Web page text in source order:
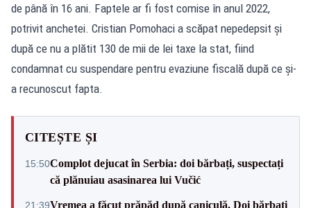
de până în 16 ani. Faptele ar fi fost comise în anul 2022,
potrivit anchetei. Cristian Pomohaci a scăpat nepedepsit și
după ce nu a plătit 130 de mii de lei taxe la stat, fiind
condamnat cu suspendare pentru evaziune fiscală după ce și-
a recunoscut fapta.
CITEȘTE ȘI
15:50Complot dejucat în Serbia: doi bărbați, suspectați
că plănuiau asasinarea lui Vučić
21:39Vremea a făcut prăpăd după caniculă. Doi bărbați